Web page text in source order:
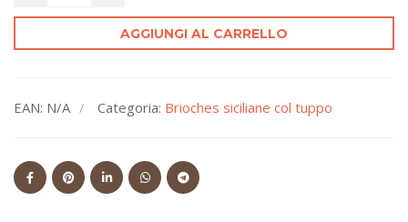
AGGIUNGI AL CARRELLO
EAN: N/A Categoria: Brioches siciliane col tuppo